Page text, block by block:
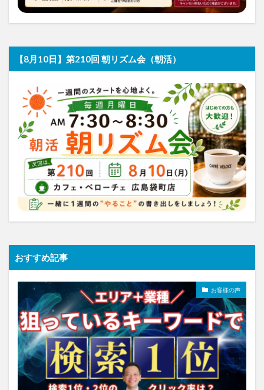
【8月10日】第210回 朝リズム会（朝活）
おすすめ記事
お客様の声